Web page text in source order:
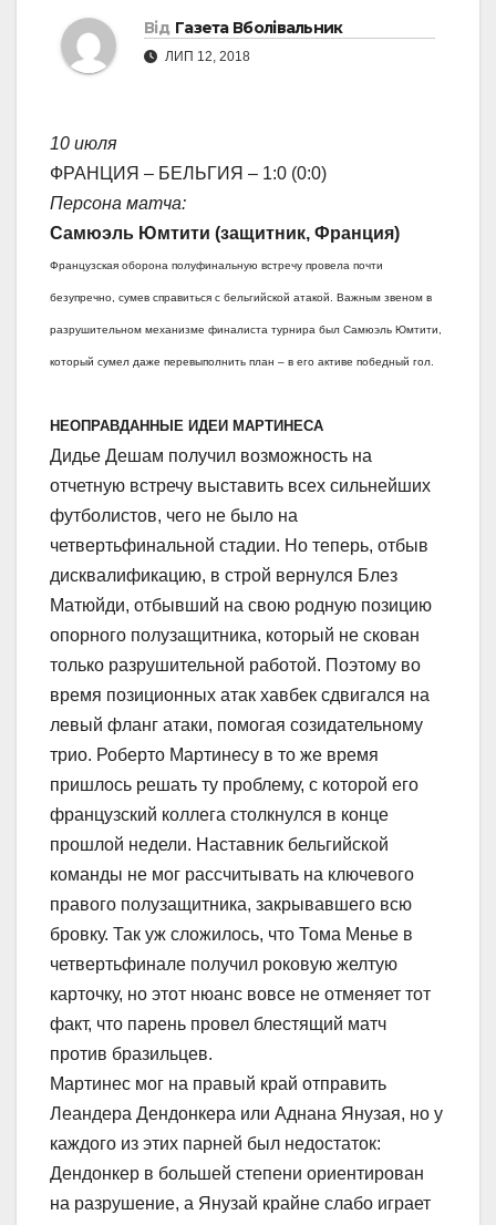
Від Газета Вболівальник
ЛИП 12, 2018
10 июля
ФРАНЦИЯ – БЕЛЬГИЯ – 1:0 (0:0)
Персона матча:
Самюэль Юмтити (защитник, Франция)
Французская оборона полуфинальную встречу провела почти
безупречно, сумев справиться с бельгийской атакой. Важным звеном в
разрушительном механизме финалиста турнира был Самюэль Юмтити,
который сумел даже перевыполнить план – в его активе победный гол.
НЕОПРАВДАННЫЕ ИДЕИ МАРТИНЕСА
Дидье Дешам получил возможность на
отчетную встречу выставить всех сильнейших
футболистов, чего не было на
четвертьфинальной стадии. Но теперь, отбыв
дисквалификацию, в строй вернулся Блез
Матюйди, отбывший на свою родную позицию
опорного полузащитника, который не скован
только разрушительной работой. Поэтому во
время позиционных атак хавбек сдвигался на
левый фланг атаки, помогая созидательному
трио. Роберто Мартинесу в то же время
пришлось решать ту проблему, с которой его
французский коллега столкнулся в конце
прошлой недели. Наставник бельгийской
команды не мог рассчитывать на ключевого
правого полузащитника, закрывавшего всю
бровку. Так уж сложилось, что Тома Менье в
четвертьфинале получил роковую желтую
карточку, но этот нюанс вовсе не отменяет тот
факт, что парень провел блестящий матч
против бразильцев.
Мартинес мог на правый край отправить
Леандера Дендонкера или Аднана Янузая, но у
каждого из этих парней был недостаток:
Дендонкер в большей степени ориентирован
на разрушение, а Янузай крайне слабо играет